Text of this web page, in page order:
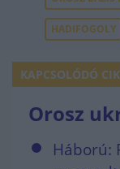
HADIFOGOLY
KAPCSOLÓDÓ
Orosz
Háború: